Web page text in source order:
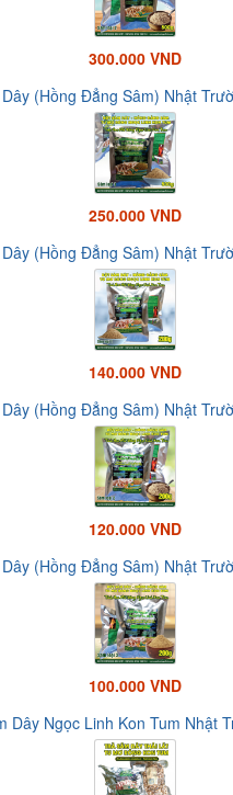
300.000 VND
(Hồng Đẳng Sâm) Nhật
250.000 VND
(Hồng Đẳng Sâm) Nhật
140.000 VND
(Hồng Đẳng Sâm) Nhật
120.000 VND
(Hồng Đẳng Sâm) Nhật
100.000 VND
Dây Ngọc Linh Kon Tum Nhật